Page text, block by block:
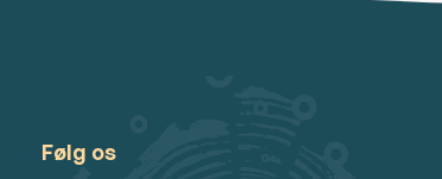
Følg os